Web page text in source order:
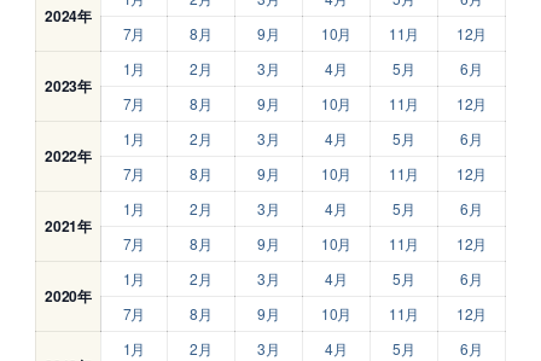
2024年
7月
8月 9月 10月 11月 12月
2023年
1月 2月 3月 4月 5月
6月
7月
8月 9月 10月 11月 12月
2022年
1月 2月 3月 4月 5月
6月
7月
8月 9月 10月 11月 12月
2021年
1月 2月 3月 4月 5月
6月
7月
8月 9月 10月 11月 12月
2020年
1月 2月 3月 4月 5月
6月
7月
8月 9月 10月 11月 12月
1月 2月 3月 4月 5月
6月